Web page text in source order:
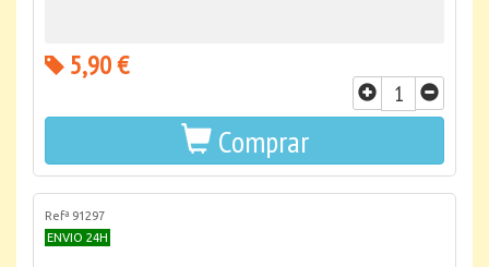
5,90 €
Comprar
Refª 91297
ENVIO 24H